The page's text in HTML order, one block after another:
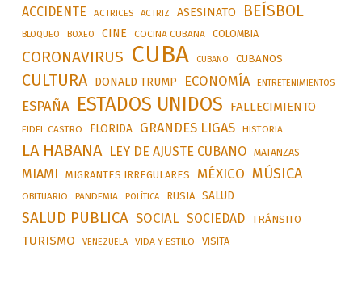
ACCIDENTE ACTRICES ACTRIZ ASESINATO BEÍSBOL
BLOQUEO BOXEO CINE COCINA CUBANA COLOMBIA
CORONAVIRUS CUBA CUBANO CUBANOS
CULTURA DONALD TRUMP ECONOMÍA ENTRETENIMIENTOS
ESPAÑA ESTADOS UNIDOS FALLECIMIENTO
FIDEL CASTRO FLORIDA GRANDES LIGAS HISTORIA
LA HABANA LEY DE AJUSTE CUBANO MATANZAS
MIAMI MIGRANTES IRREGULARES MÉXICO MÚSICA
OBITUARIO PANDEMIA POLÍTICA RUSIA SALUD
SALUD PUBLICA SOCIAL SOCIEDAD TRÁNSITO
TURISMO VENEZUELA VIDA Y ESTILO VISITA